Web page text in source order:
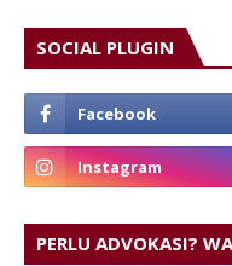
SOCIAL PLUGIN
PERLU ADVOKASI?